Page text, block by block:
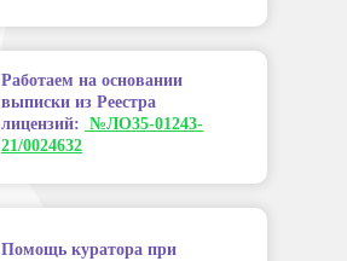
Работаем на основании
выписки из Реестра
лицензий: №ЛО35-01243-
21/0024632
Помощь куратора при